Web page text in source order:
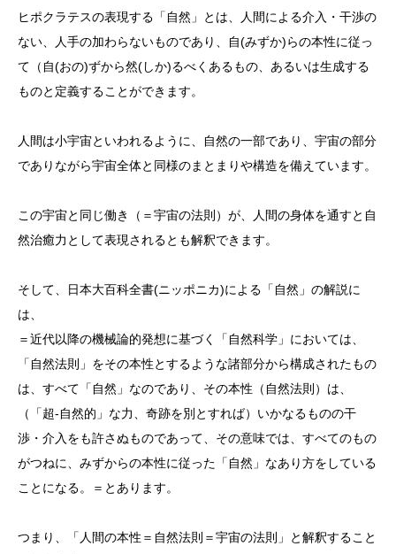
ヒポクラテスの表現する「自然」とは、人間による介入・干渉の
ない、人手の加わらないものであり、自(みずか)らの本性に従っ
て（自(おの)ずから然(しか)るべくあるもの、あるいは生成する
ものと定義することができます。
人間は小宇宙といわれるように、自然の一部であり、宇宙の部分
でありながら宇宙全体と同様のまとまりや構造を備えています。
この宇宙と同じ働き（＝宇宙の法則）が、人間の身体を通すと自
然治癒力として表現されるとも解釈できます。
そして、日本大百科全書(ニッポニカ)による「自然」の解説に
は、
＝近代以降の機械論的発想に基づく「自然科学」においては、
「自然法則」をその本性とするような諸部分から構成されたもの
は、すべて「自然」なのであり、その本性（自然法則）は、
（「超‐自然的」な力、奇跡を別とすれば）いかなるものの干
渉・介入をも許さぬものであって、その意味では、すべてのもの
がつねに、みずからの本性に従った「自然」なあり方をしている
ことになる。＝とあります。
つまり、「人間の本性＝自然法則＝宇宙の法則」と解釈すること